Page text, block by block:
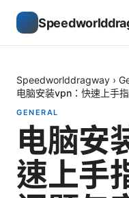
Speedworlddragway ›
电脑安装vpn：快速上手
GENERAL
电脑安
速上手